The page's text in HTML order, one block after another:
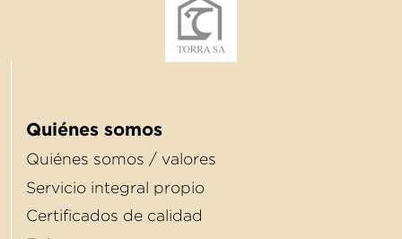
Quiénes somos
Quiénes somos / valores
Servicio integral propio
Certificados de calidad